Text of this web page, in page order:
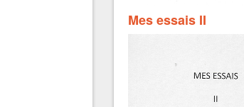
Mes essais II